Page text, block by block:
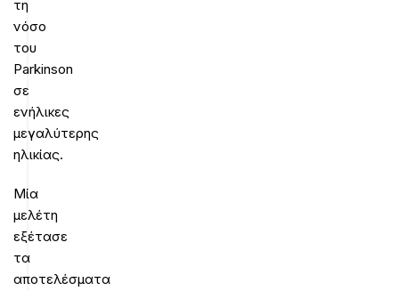
τη
νόσο
του
Parkinson
σε
ενήλικες
μεγαλύτερης
ηλικίας.
Μία
μελέτη
εξέτασε
τα
αποτελέσματα